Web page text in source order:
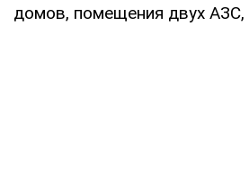
домов, помещения двух АЗС,